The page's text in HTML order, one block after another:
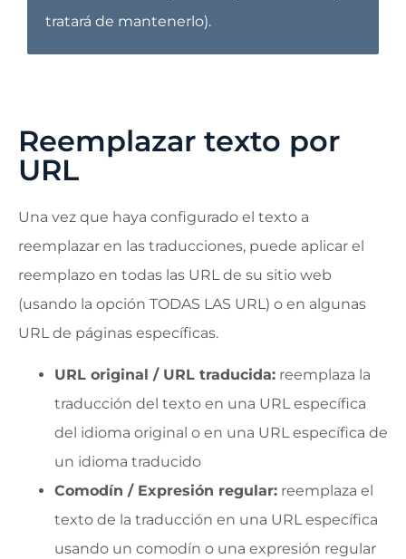
tratará de mantenerlo).
Reemplazar texto por
URL
Una vez que haya configurado el texto a
reemplazar en las traducciones, puede aplicar el
reemplazo en todas las URL de su sitio web
(usando la opción TODAS LAS URL) o en algunas
URL de páginas específicas.
URL original / URL traducida: reemplaza la
traducción del texto en una URL específica
del idioma original o en una URL específica de
un idioma traducido
Comodín / Expresión regular: reemplaza el
texto de la traducción en una URL específica
usando un comodín o una expresión regular